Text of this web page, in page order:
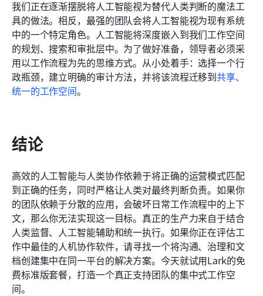
我们正在逐渐摆脱将人工智能视为替代人类判断的魔法工
具的做法。相反，最强的团队会将人工智能视为现有系统
中的一个特定角色。人工智能将深度嵌入到我们工作空间
的规划、搜索和审批层中。为了做好准备，领导者必须采
用以工作流程为先的思维方式。从小处着手：选择一个行
政瓶颈，建立明确的审计方法，并将该流程迁移到共享、
统一的工作空间。
结论
高效的人工智能与人类协作依赖于将正确的运营模式匹配
到正确的任务，同时严格让人类对最终判断负责。如果你
的团队依赖于分散的应用，会破坏日常工作流程中的上下
文，那么你无法实现这一目标。真正的生产力来自于结合
人类监督、人工智能辅助和统一执行。如果你正在评估工
作中最佳的人机协作软件，请寻找一个将沟通、治理和文
档创建集中在同一平台的解决方案。今天就试用Lark的免
费标准版套餐，打造一个真正支持团队的集中式工作空
间。